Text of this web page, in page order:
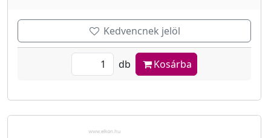
Kedvencnek jelöl
db Kosárba